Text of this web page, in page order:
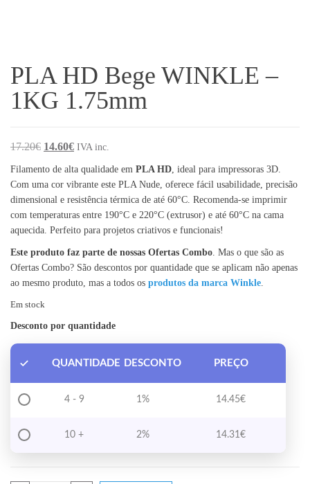
PLA HD Bege WINKLE –
1KG 1.75mm
17.20€ O preço original era: 17.20€.
14.60€O preço atual é: 14.60€.
IVA inc.
Filamento de alta qualidade em PLA HD , ideal para impressoras 3D.
Com uma cor vibrante este PLA Nude, oferece fácil usabilidade, precisão
dimensional e resistência térmica de até 60°C. Recomenda-se imprimir
com temperaturas entre 190°C e 220°C (extrusor) e até 60°C na cama
aquecida. Perfeito para projetos criativos e funcionais!
Este produto faz parte de nossas Ofertas Combo . Mas o que são as
Ofertas Combo? São descontos por quantidade que se aplicam não apenas
ao mesmo produto, mas a todos os produtos da marca Winkle
Em stock
Desconto por quantidade
QUANTIDADE DESCONTO PREÇO
4 - 9 1% 14.45€
10 + 2% 14.31 €